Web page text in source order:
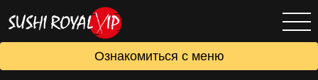
Ознакомиться с меню